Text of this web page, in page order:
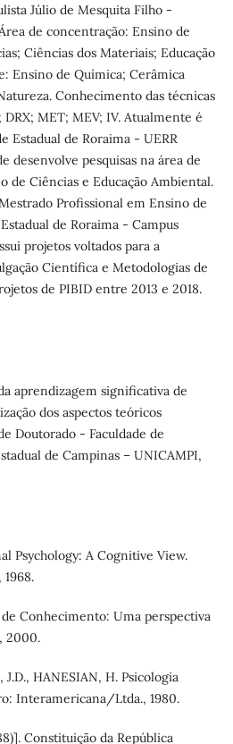
Júlio de Mesquita Filho -
de concentração: Ensino de
Ciências dos Materiais; Educação
Ensino de Química; Cerâmica
Conhecimento das técnicas
MET; MEV; IV. Atualmente é
Estadual de Roraima - UERR
desenvolve pesquisas na área de
de Ciências e Educação Ambiental.
Profissional em Ensino de
de Roraima - Campus
projetos voltados para a
Científica e Metodologias de
de PIBID entre 2013 e 2018.
aprendizagem significativa de
dos aspectos teóricos
Doutorado - Faculdade de
de Campinas – UNICAMPI,
Psychology: A Cognitive View.
de Conhecimento: Uma perspectiva
2000.
J.D., HANESIAN, H. Psicologia
Interamericana/Ltda., 1980.
Constituição da República